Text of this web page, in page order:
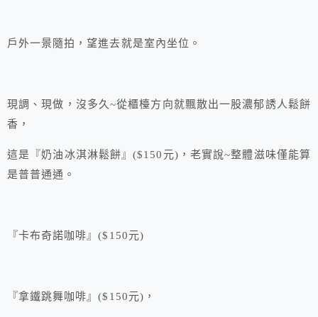
戶外一景隨拍，望進去就是室內坐位。
現調、現做，沒多久~從櫃檯方向就飄散出一股濃郁誘人鬆餅
香，
這是『奶油冰淇淋鬆餅』($150元)，老實說~整體滋味僅能算
是普普通通。
『卡布奇諾咖啡』($150元)
『拿鐵跳舞咖啡』($150元)，